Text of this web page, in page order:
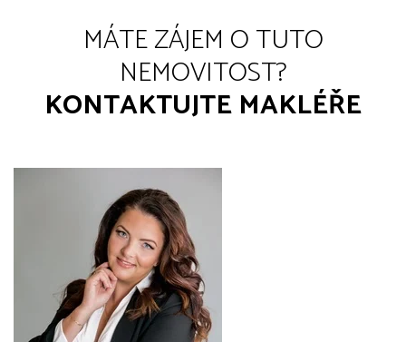
MÁTE ZÁJEM O TUTO
NEMOVITOST?
KONTAKTUJTE MAKLÉŘE